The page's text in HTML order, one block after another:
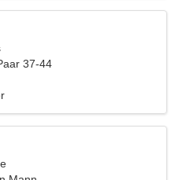
37-44